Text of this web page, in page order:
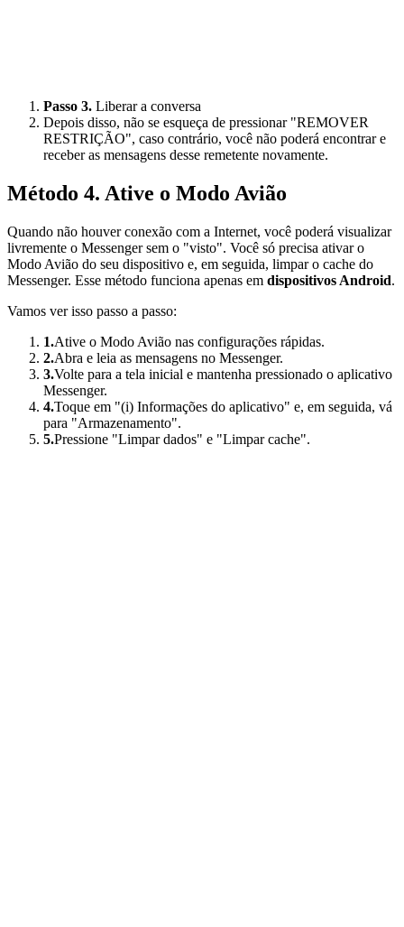
Passo 3. Liberar a conversa
Depois disso, não se esqueça de pressionar "REMOVER
RESTRIÇÃO", caso contrário, você não poderá encontrar e
receber as mensagens desse remetente novamente.
Método 4. Ative o Modo Avião
Quando não houver conexão com a Internet, você poderá visualizar
livremente o Messenger sem o "visto". Você só precisa ativar o
Modo Avião do seu dispositivo e, em seguida, limpar o cache do
Messenger. Esse método funciona apenas em dispositivos Android.
Vamos ver isso passo a passo:
1.Ative o Modo Avião nas configurações rápidas.
2.Abra e leia as mensagens no Messenger.
3.Volte para a tela inicial e mantenha pressionado o aplicativo
Messenger.
4.Toque em "(i) Informações do aplicativo" e, em seguida, vá
para "Armazenamento".
5.Pressione "Limpar dados" e "Limpar cache".